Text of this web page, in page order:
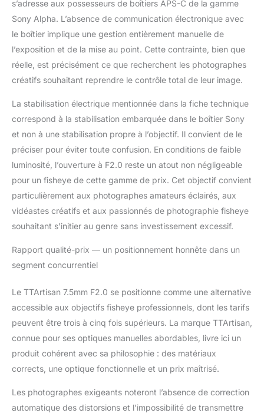
s’adresse aux possesseurs de boîtiers APS-C de la gamme
Sony Alpha. L’absence de communication électronique avec
le boîtier implique une gestion entièrement manuelle de
l’exposition et de la mise au point. Cette contrainte, bien que
réelle, est précisément ce que recherchent les photographes
créatifs souhaitant reprendre le contrôle total de leur image.
La stabilisation électrique mentionnée dans la fiche technique
correspond à la stabilisation embarquée dans le boîtier Sony
et non à une stabilisation propre à l’objectif. Il convient de le
préciser pour éviter toute confusion. En conditions de faible
luminosité, l’ouverture à F2.0 reste un atout non négligeable
pour un fisheye de cette gamme de prix. Cet objectif convient
particulièrement aux photographes amateurs éclairés, aux
vidéastes créatifs et aux passionnés de photographie fisheye
souhaitant s’initier au genre sans investissement excessif.
Rapport qualité-prix — un positionnement honnête dans un
segment concurrentiel
Le TTArtisan 7.5mm F2.0 se positionne comme une alternative
accessible aux objectifs fisheye professionnels, dont les tarifs
peuvent être trois à cinq fois supérieurs. La marque TTArtisan,
connue pour ses optiques manuelles abordables, livre ici un
produit cohérent avec sa philosophie : des matériaux
corrects, une optique fonctionnelle et un prix maîtrisé.
Les photographes exigeants noteront l’absence de correction
automatique des distorsions et l’impossibilité de transmettre